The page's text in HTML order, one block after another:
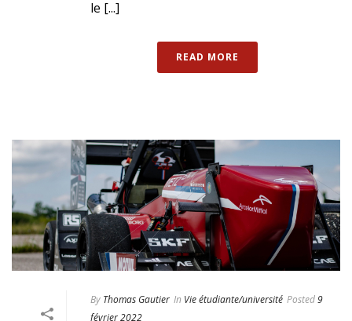
le [...]
READ MORE
By Thomas Gautier In Vie étudiante/université Posted9
février 2022